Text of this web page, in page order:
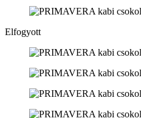
Elfogyott